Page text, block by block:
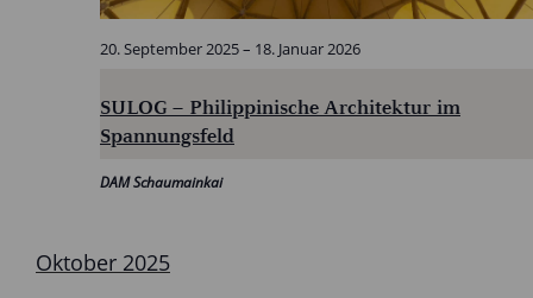
SULOG – Philippinische Architektur im
Spannungsfeld
20. September 2025– 18. Januar 2026
DAM Schaumainkai
Oktober 2025